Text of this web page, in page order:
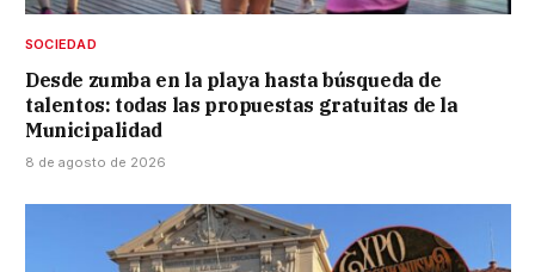
SOCIEDAD
Desde zumba en la playa hasta búsqueda de
talentos: todas las propuestas gratuitas de la
Municipalidad
8 de agosto de 2026